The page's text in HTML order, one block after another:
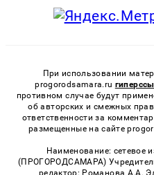
При использовании
progorodsamara.ru
противном случае будут
об авторских и смежных
ответственности за
размещенные на сайте
Наименование: сетевое
(ПРОГОРОДСАМАРА)
редактор: Романова А.А.